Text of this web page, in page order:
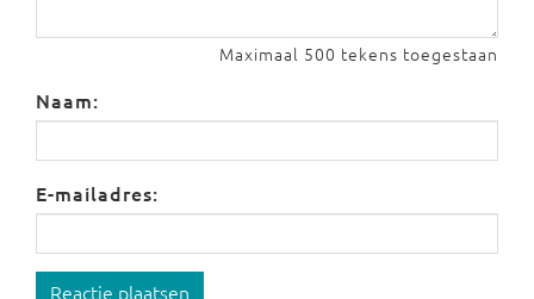
Maximaal 500 tekens toegestaan
Naam:
E-mailadres:
Reactie plaatsen